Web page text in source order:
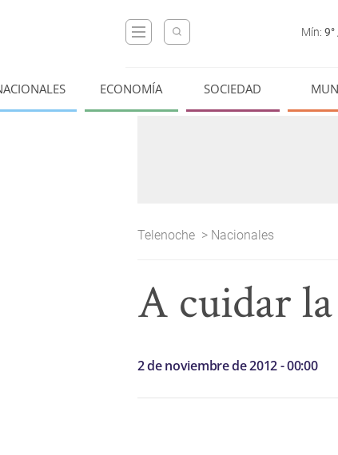
Mín: 9°
ECONOMÍA SOCIEDAD
Telenoche > Nacionales
A cuidar
2 de noviembre de 2012 - 00:00